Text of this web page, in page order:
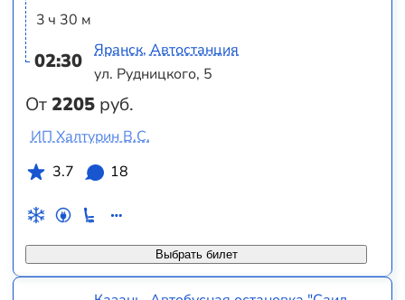
3 ч 30 м
02:30
От2205 руб.
Яранск, Автостанция
ул. Рудницкого, 5
Выбрать билет
ИП Халтурин В.С.
3.7
18